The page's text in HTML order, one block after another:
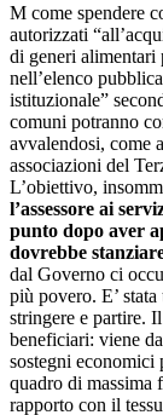
M come spendere
autorizzati
di generi alimentari
nell’elenco
istituzionale”
comuni potranno
avvalendosi, come
associazioni del
L’obiettivo,
l’assessore ai
punto dopo aver
dovrebbe
dal Governo ci
più povero. E’
stringere e partire.
beneficiari: viene
sostegni
quadro di massima
rapporto con il